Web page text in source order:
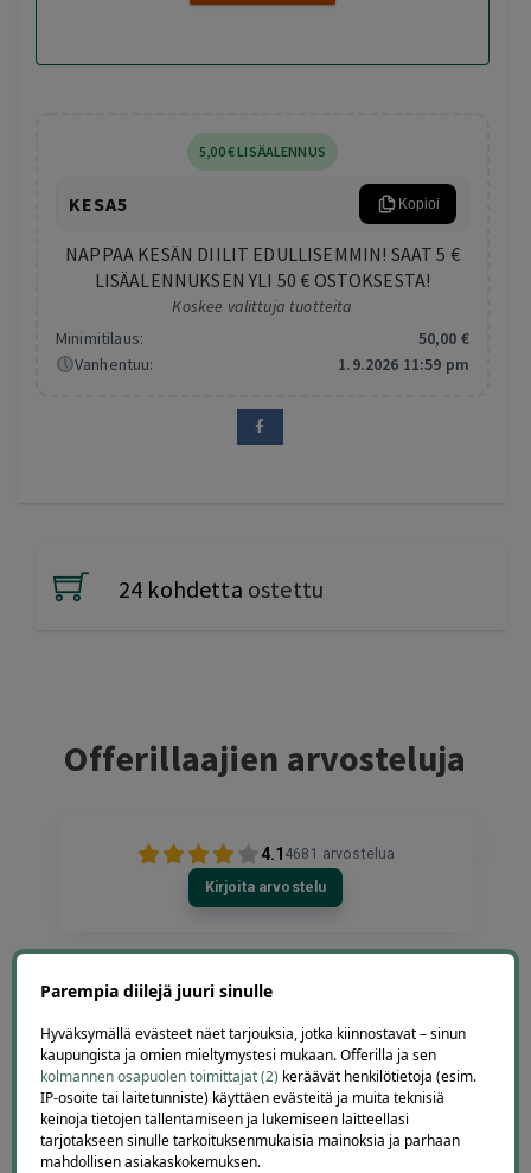
5,00€LISÄALENNUS
KESA5 Kopioi
NAPPAA KESÄN DIILIT EDULLISEMMIN! SAAT 5 €
LISÄALENNUKSEN YLI 50 € OSTOKSESTA!
Koskee valittuja tuotteita
Minimitilaus:
50,00 €
Vanhentuu:
1.9.2026 11:59 pm
24 kohdetta ostettu
Offerillaajien arvosteluja
4.1 4681 arvostelua
Kirjoita arvostelu
T
Espoo
2 days ago
Hinta palvelulle oli hyvä, ja ostaminen oli selkeää ja
vaivatonta
Lisätty
Parempia diilejä juuri sinulle
Hyväksymällä evästeet näet tarjouksia, jotka kiinnostavat – sinun
kaupungista ja omien mieltymystesi mukaan. Offerilla ja sen
kolmannen osapuolen toimittajat (2) keräävät henkilötietoja (esim.
IP-osoite tai laitetunniste) käyttäen evästeitä ja muita teknisiä
keinoja tietojen tallentamiseen ja lukemiseen laitteellasi
tarjotakseen sinulle tarkoituksenmukaisia mainoksia ja parhaan
mahdollisen asiakaskokemuksen.